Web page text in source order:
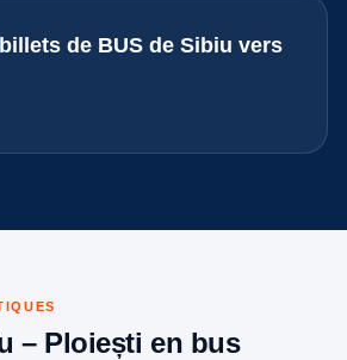
de BUS de Sibiu vers
– Ploiești en bus